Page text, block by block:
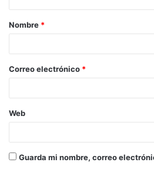
Nombre *
Correo electrónico *
Web
Guarda mi nombre, correo